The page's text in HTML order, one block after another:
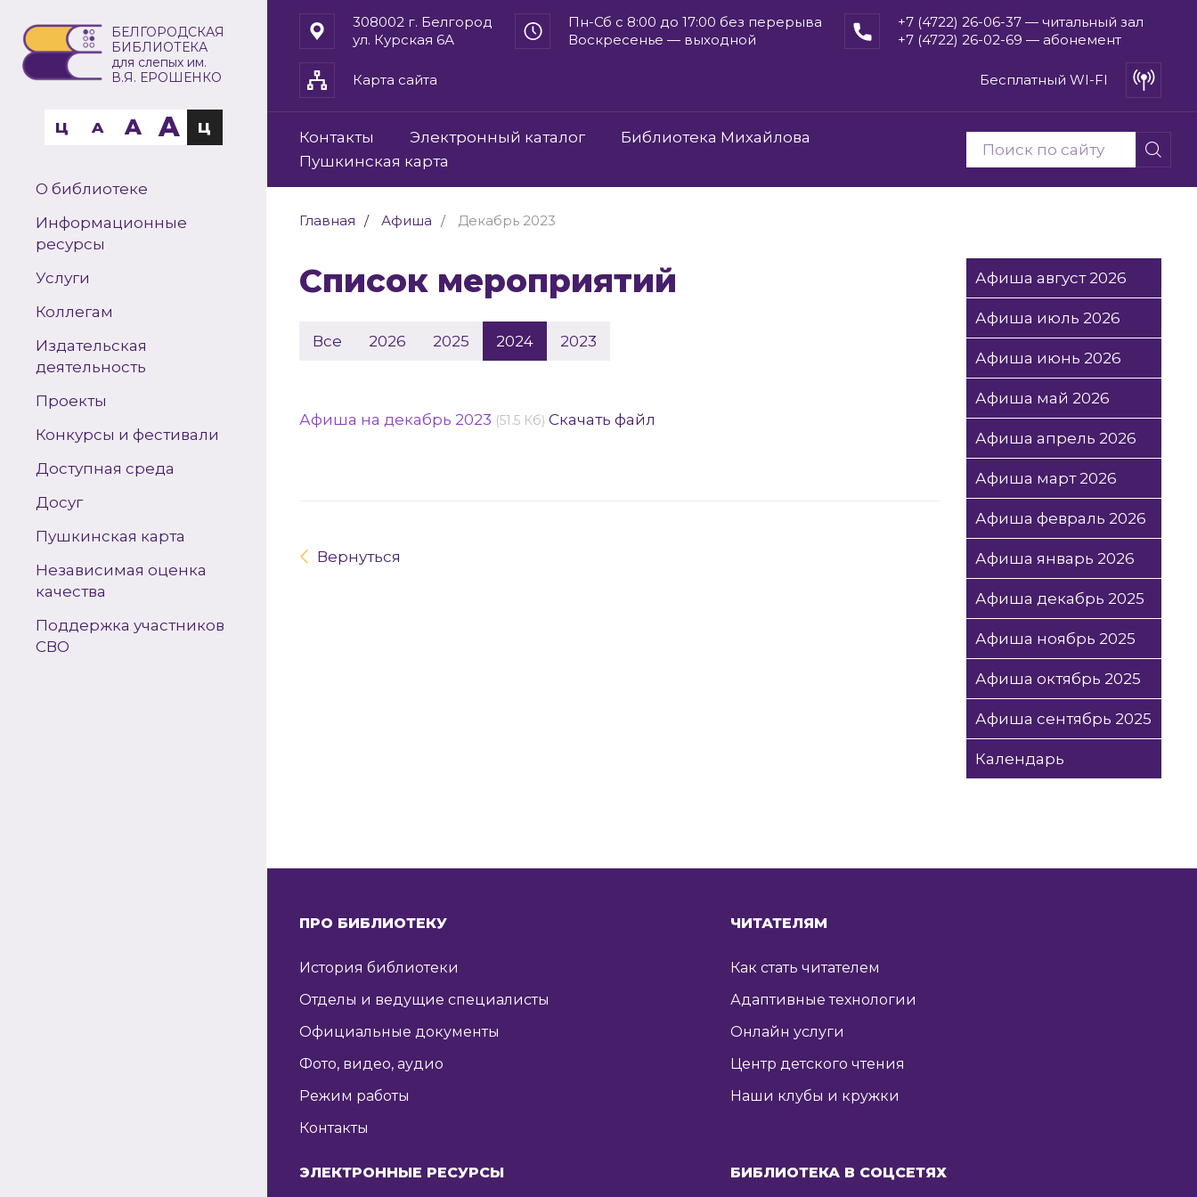
БЕЛГОРОДСКАЯ
БИБЛИОТЕКА
для слепых им.
В.Я. ЕРОШЕНКО
Ц A A A Ц
О библиотеке
Информационные
ресурсы
Услуги
Коллегам
Издательская
деятельность
Проекты
Конкурсы и фестивали
Доступная среда
Досуг
Пушкинская карта
Независимая оценка
качества
Поддержка участников
СВО
308002 г. Белгород
ул. Курская 6А
Пн-Сб с 8:00 до 17:00 без перерыва
Воскресенье — выходной
+7 (4722) 26-06-37 — читальный зал
+7 (4722) 26-02-69 — абонемент
Карта сайта Бесплатный WI-FI
Контакты Электронный каталог
Библиотека Михайлова
Пушкинская карта
Главная Афиша Декабрь 2023
Список мероприятий
Все 2026 2025 2024 2023
Афиша на декабрь 2023 (51.5 Кб) Скачать файл
Вернуться
Афиша август 2026
Афиша июль 2026
Афиша июнь 2026
Афиша май 2026
Афиша апрель 2026
Афиша март 2026
Афиша февраль 2026
Афиша январь 2026
Афиша декабрь 2025
Афиша ноябрь 2025
Афиша октябрь 2025
Афиша сентябрь 2025
Календарь
ПРО БИБЛИОТЕКУ
История библиотеки
Отделы и ведущие специалисты
Официальные документы
Фото, видео, аудио
Режим работы
Контакты
ЧИТАТЕЛЯМ
Как стать читателем
Адаптивные технологии
Онлайн услуги
Центр детского чтения
Наши клубы и кружки
ЭЛЕКТРОННЫЕ РЕСУРСЫ БИБЛИОТЕКА В СОЦСЕТЯХ